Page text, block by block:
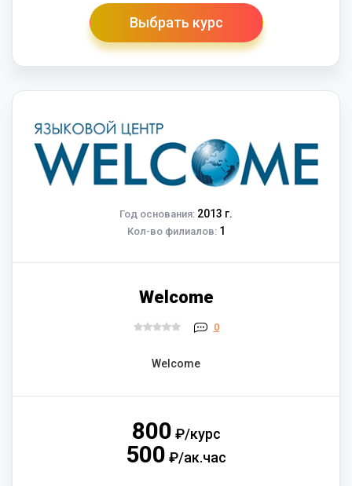
Выбрать курс
Год основания: 2013 г.
Кол-во филиалов:1
Welcome
0
Welcome
800 ₽/курс
500 ₽/ак.час